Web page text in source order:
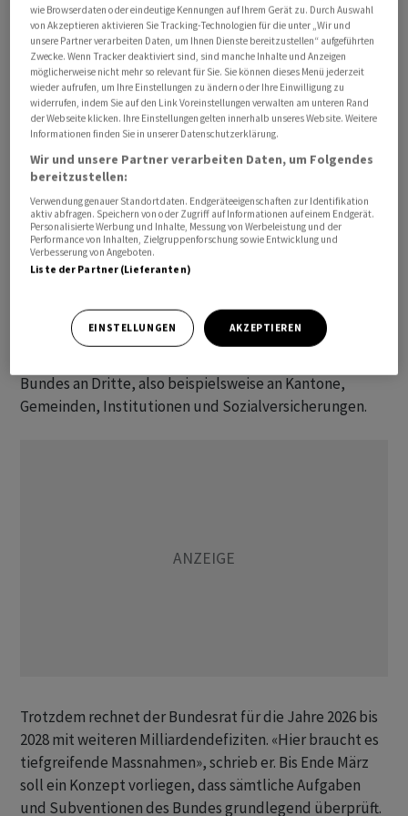
Damit das Budget 2025 schuldenbremsenkonform
ausfällt, hatte der Bundesrat bereits im Januar
verschiedene Kürzungsmassnahmen im Umfang von 2
Milliarden Franken getroffen. Zusätzlich beschloss er
nun eine eine lineare Kürzung der schwach gebundenen
Ausgaben in Höhe von 350 Millionen Franken. Dazu
gehören Bereiche wie die internationale
Zusammenarbeit, Kultur, Landwirtschaft, der regionale
Personenverkehr, die Umwelt, Standortförderung, der
Eigenbereich und die Verwaltung. Ausgenommen sein
soll die Armee.
Die neusten Sparentscheide betreffen den
sogenannten Transfer- und Eigenbereich. Die
Bundes an Dritte, also beispielsweise an Kantone,
Gemeinden, Institutionen und Sozialversicherungen.
Trotzdem rechnet der Bundesrat für die Jahre 2026 bis
2028 mit weiteren Milliardendefiziten. «Hier braucht es
tiefgreifende Massnahmen», schrieb er. Bis Ende März
soll ein Konzept vorliegen, dass sämtliche Aufgaben
und Subventionen des Bundes grundlegend überprüft.
wie Browserdaten oder eindeutige Kennungen auf Ihrem Gerät zu. Durch Auswahl
von Akzeptieren aktivieren Sie Tracking-Technologien für die unter „Wir und
unsere Partner verarbeiten Daten, um Ihnen Dienste bereitzustellen“ aufgeführten
Zwecke. Wenn Tracker deaktiviert sind, sind manche Inhalte und Anzeigen
möglicherweise nicht mehr so relevant für Sie. Sie können dieses Menü jederzeit
wieder aufrufen, um Ihre Einstellungen zu ändern oder Ihre Einwilligung zu
widerrufen, indem Sie auf den Link Voreinstellungen verwalten am unteren Rand
der Webseite klicken. Ihre Einstellungen gelten innerhalb unseres Website. Weitere
Informationen finden Sie in unserer Datenschutzerklärung.
Wir und unsere Partner verarbeiten Daten, um Folgendes
bereitzustellen:
Verwendung genauer Standortdaten. Endgeräteeigenschaften zur Identifikation
aktiv abfragen. Speichern von oder Zugriff auf Informationen auf einem Endgerät.
Personalisierte Werbung und Inhalte, Messung von Werbeleistung und der
Performance von Inhalten, Zielgruppenforschung sowie Entwicklung und
Verbesserung von Angeboten.
Liste der Partner (Lieferanten)
EINSTELLUNGEN AKZEPTIEREN